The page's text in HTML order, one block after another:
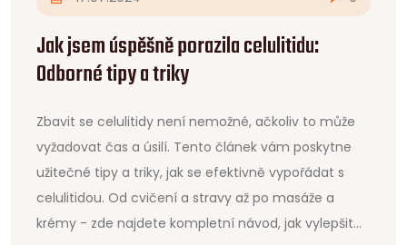
Jak jsem úspěšně porazila celulitidu:
Odborné tipy a triky
Zbavit se celulitidy není nemožné, ačkoliv to může
vyžadovat čas a úsilí. Tento článek vám poskytne
užitečné tipy a triky, jak se efektivně vypořádat s
celulitidou. Od cvičení a stravy až po masáže a
krémy - zde najdete kompletní návod, jak vylepšit